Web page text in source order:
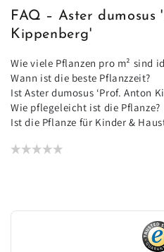
FAQ – Aster dumosus
Kippenberg'
Wie viele Pflanzen pro m² sind
Wann ist die beste Pflanzzeit?
Ist Aster dumosus ‘Prof. Anton
Wie pflegeleicht ist die Pflanze?
Ist die Pflanze für Kinder &